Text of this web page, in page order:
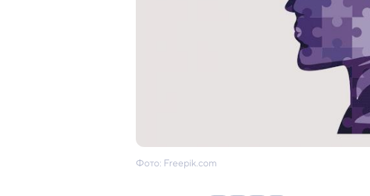
Фото: Freepik.com